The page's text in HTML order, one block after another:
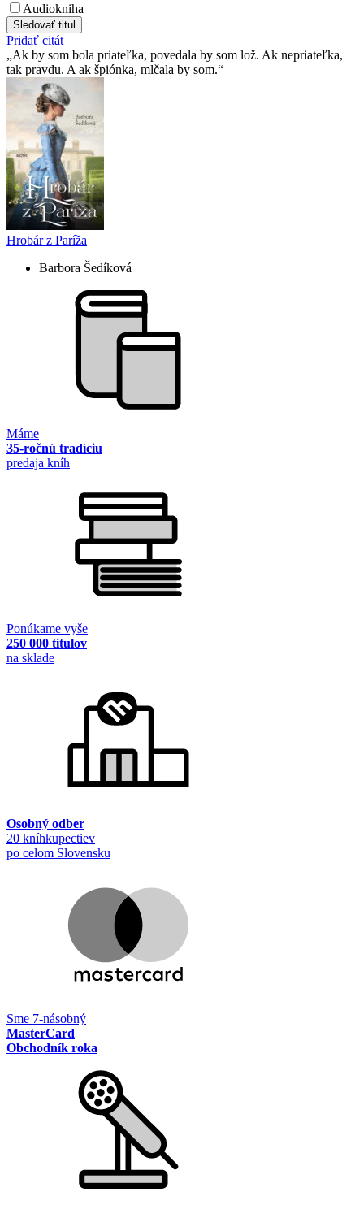
Audiokniha
Sledovať titul
Pridať citát
Ak by som bola priateľka, povedala by som lož. Ak nepriateľka,
tak pravdu. A ak špiónka, mlčala by som.
Hrobár z Paríža
Barbora Šedíková
Máme
35-ročnú tradíciu
predaja kníh
Ponúkame vyše
250 000 titulov
na sklade
Osobný odber
20 kníhkupectiev
po celom Slovensku
Sme 7-násobný
MasterCard
Obchodník roka